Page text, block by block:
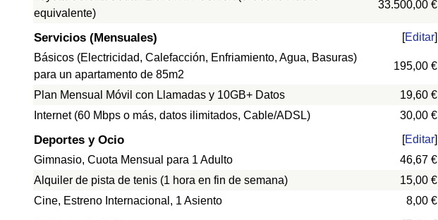
equivalente)
33.500,00 €
Servicios (Mensuales) [Editar]
Básicos (Electricidad, Calefacción, Enfriamiento, Agua, Basuras)
para un apartamento de 85m2
195,00 €
Plan Mensual Móvil con Llamadas y 10GB+ Datos 19,60 €
Internet (60 Mbps o más, datos ilimitados, Cable/ADSL) 30,00 €
Deportes y Ocio [Editar]
Gimnasio, Cuota Mensual para 1 Adulto
46,67 €
Alquiler de pista de tenis (1 hora en fin de semana)
15,00 €
Cine, Estreno Internacional, 1 Asiento
8,00 €